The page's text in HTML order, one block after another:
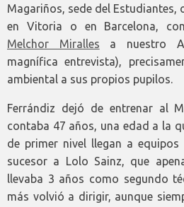
Magariños, sede del Estudiantes,
en Vitoria o en Barcelona,
Melchor Miralles a nuestro
magnífica entrevista),
ambiental a sus propios pupilos.
Ferrándiz dejó de entrenar al
contaba 47 años, una edad a la
de primer nivel llegan a
sucesor a Lolo Sainz, que
llevaba 3 años como segundo
más volvió a dirigir, aunque